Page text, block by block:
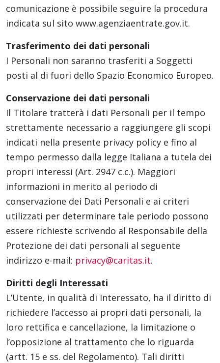
comunicazione è possibile seguire la procedura
indicata sul sito www.agenziaentrate.gov.it.
Trasferimento dei dati personali
I Personali non saranno trasferiti a Soggetti
posti al di fuori dello Spazio Economico Europeo.
Conservazione dei dati personali
Il Titolare tratterà i dati Personali per il tempo
strettamente necessario a raggiungere gli scopi
indicati nella presente privacy policy e fino al
tempo permesso dalla legge Italiana a tutela dei
propri interessi (Art. 2947 c.c.). Maggiori
informazioni in merito al periodo di
conservazione dei Dati Personali e ai criteri
utilizzati per determinare tale periodo possono
essere richieste scrivendo al Responsabile della
Protezione dei dati personali al seguente
indirizzo e-mail: privacy@caritas.it.
Diritti degli Interessati
L’Utente, in qualità di Interessato, ha il diritto di
richiedere l’accesso ai propri dati personali, la
loro rettifica e cancellazione, la limitazione o
l’opposizione al trattamento che lo riguarda
(artt. 15 e ss. del Regolamento). Tali diritti